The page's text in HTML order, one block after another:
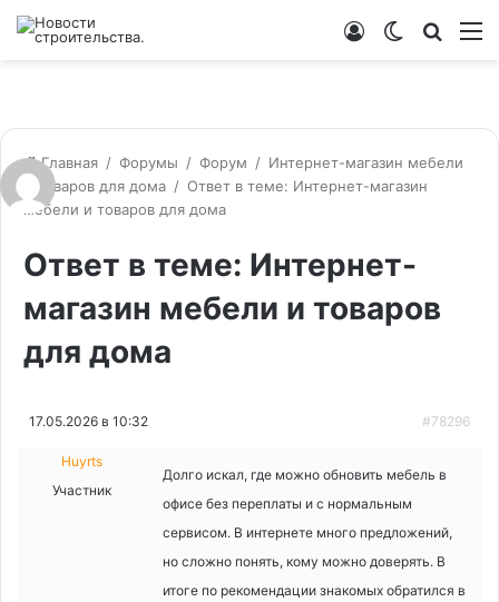
Switch
Войти
Главная / Форумы / Форум / Интернет-магазин мебели
и товаров для дома / Ответ в теме: Интернет-магазин
мебели и товаров для дома
Ответ в теме: Интернет-
магазин мебели и товаров
для дома
17.05.2026 в 10:32 #78296
Huyrts
Участник
Долго искал, где можно обновить мебель в
офисе без переплаты и с нормальным
сервисом. В интернете много предложений,
но сложно понять, кому можно доверять. В
итоге по рекомендации знакомых обратился в